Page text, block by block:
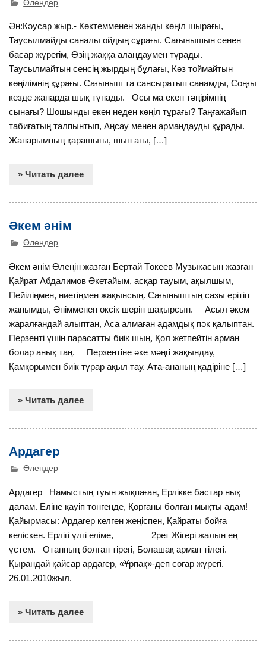
Өлеңдер
Ән:Кәусар жыр.- Көктемменен жанды көңіл шырағы,
Таусылмайды саналы ойдың сұрағы. Сағынышын сенен
басар жүрегім, Өзің жаққа алаңдаумен тұрады.
Таусылмайтын сенсің жырдың бұлағы, Көз тоймайтын
көңілімнің құрағы. Сағыныш та сансыратып санамды, Соңғы
кезде жанарда шық тұнады. Осы ма екен тәңірімнің
сынағы? Шошынды екен неден көңіл тұрағы? Таңғажайып
табиғатың талпынтып, Аңсау менен армандауды құрады.
Жанарымның қарашығы, шын ағы, […]
» Читать далее
Әкем әнім
Өлеңдер
Әкем әнім Өлеңін жазған Бертай Төкеев Музыкасын жазған
Қайрат Абдалимов Әкетайым, асқар тауым, ақылшым,
Пейіліңмен, ниетіңмен жақынсың. Сағыныштың сазы ерітіп
жанымды, Әнімменен өксік шерін шақырсын. Асыл әкем
жаралғандай алыптан, Аса алмаған адамдық пәк қалыптан.
Перзенті үшін парасатты биік шың, Қол жетпейтін арман
болар анық таң. Перзентіне әке мәңгі жақындау,
Қамқорымен биік тұрар ақыл тау. Ата-ананың қадіріне […]
» Читать далее
Ардагер
Өлеңдер
Ардагер Намыстың туын жықпаған, Ерлікке бастар нық
далам. Еліне қауіп төнгенде, Қорғаны болған мықты адам!
Қайырмасы: Ардагер келген жеңіспен, Қайраты бойға
келіскен. Ерлігі үлгі еліме, 2рет Жігері жалын ең
үстем. Отанның болған тірегі, Болашақ арман тілегі.
Қырандай қайсар ардагер, «Ұрпақ»-деп соғар жүрегі.
26.01.2010жыл.
» Читать далее